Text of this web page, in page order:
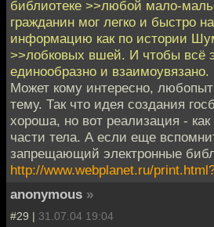
библиотеке >>любой мало-
гражданин мог легко и быстро
информацию как по истории
>>лобковых вшей. И чтобы всё
единообразно и взаимоувязано.
Может кому интересно,
тему. Так что идея создания
хороша, но вот реализация - как
части тела. А если еще
запрещающий электронные
http://www.webplanet.ru/
anonymous »
#29 | 31.07.04 19:04